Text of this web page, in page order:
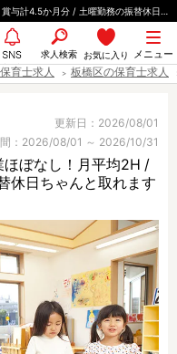
大山駅エリアの認可保育園 / 残業ほぼなし！月平均2H / 賞与計4.5か月分 / 土曜勤務の振替休日ちゃんと取れます◎
メニュー
お気に入り
求人検索
SNS
育士求人 板橋区の保育士求人
更新日：2026/08/01
：2026/08/01 ～ 2026/10/31
ぼなし！月平均2H /
休日ちゃんと取れます
諭
園教諭